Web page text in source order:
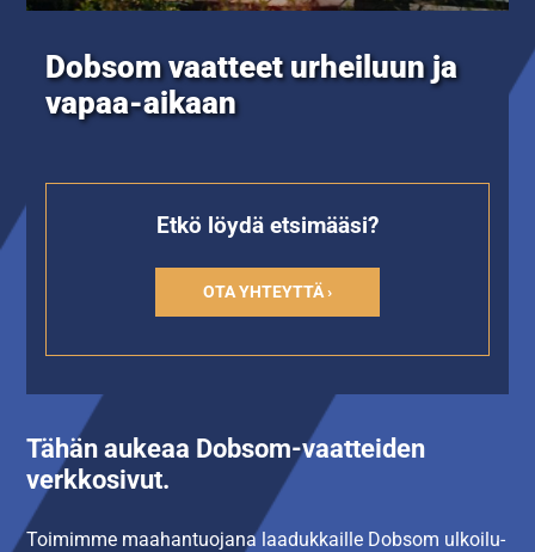
Dobsom vaatteet urheiluun ja
vapaa-aikaan
Etkö löydä etsimääsi?
OTA YHTEYTTÄ ›
Tähän aukeaa Dobsom-vaatteiden
verkkosivut.
Toimimme maahantuojana laadukkaille Dobsom ulkoilu-